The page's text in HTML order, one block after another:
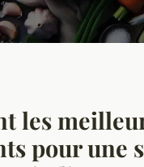
les
pour une